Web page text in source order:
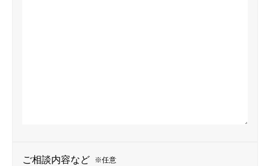
ご相談内容など ※任意